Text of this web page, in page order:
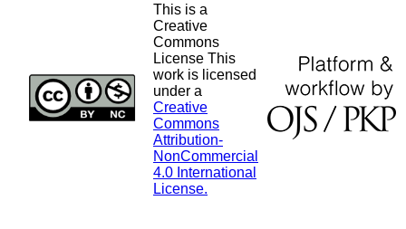
This is a
Creative
Commons
License This
work is licensed
under a
Creative
Commons
Attribution-
NonCommercial
4.0 International
License.